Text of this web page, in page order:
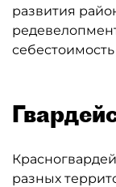
развития
разных